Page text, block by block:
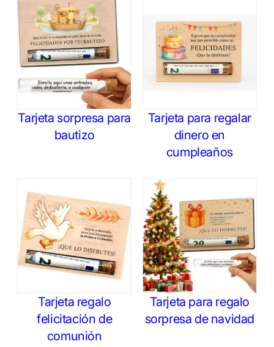
Tarjeta sorpresa para
bautizo
Tarjeta para regalar
dinero en
cumpleaños
Tarjeta regalo
felicitación de
comunión
Tarjeta para regalo
sorpresa de navidad